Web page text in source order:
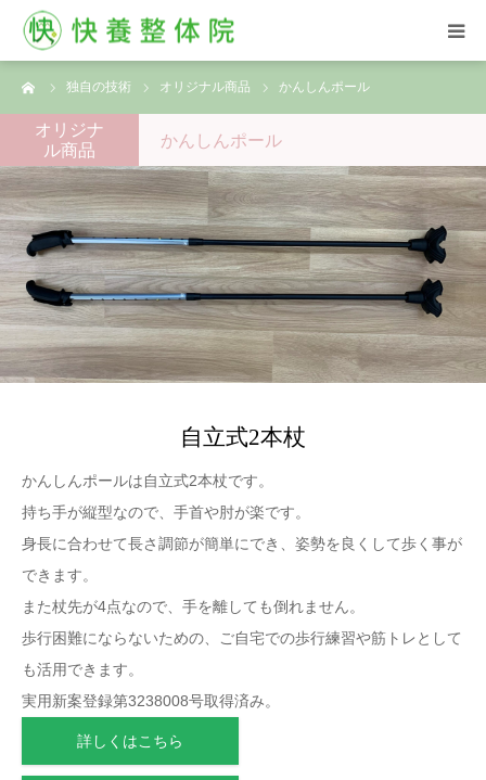
独自の技術 オリジナル商品 かんしんポール
オリジナ
ル商品
かんしんポール
自立式2本杖
かんしんポールは自立式2本杖です。
持ち手が縦型なので、手首や肘が楽です。
身長に合わせて長さ調節が簡単にでき、姿勢を良くして歩く事が
できます。
また杖先が4点なので、手を離しても倒れません。
歩行困難にならないための、ご自宅での歩行練習や筋トレとして
も活用できます。
実用新案登録第3238008号取得済み。
詳しくはこちら
HOME
西汀院
古屋院
お客様の声
ブログ